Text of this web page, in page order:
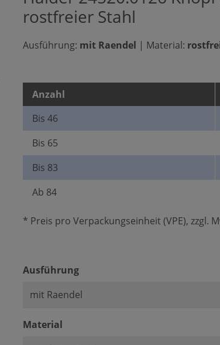
rostfreier Stahl
Ausführung: mit Raendel | Material:
Anzahl
Bis 46
Bis 65
Bis 83
Ab 84
* Preis pro Verpackungseinheit (VPE), zzgl.
Ausführungauswählen
Material